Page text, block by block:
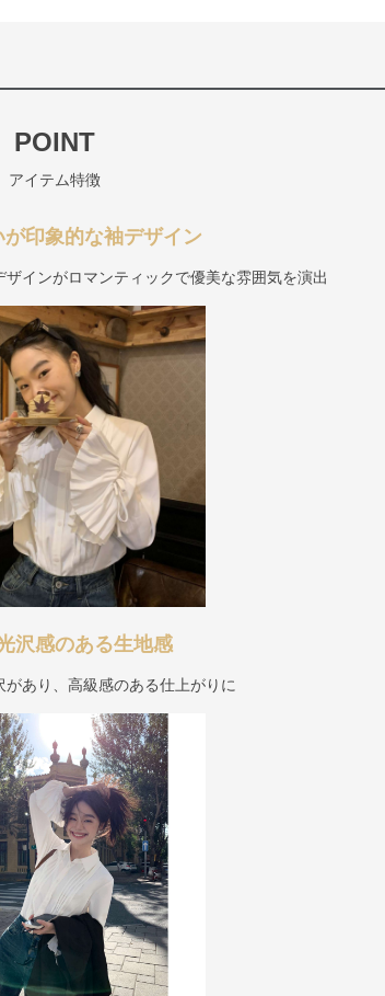
POINT
アイテム特徴
が印象的な袖デザイン
インがロマンティックで優美な雰囲気を演出
沢感のある生地感
あり、高級感のある仕上がりに